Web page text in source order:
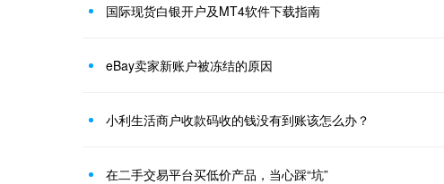
国际现货白银开户及MT4软件下载指南
eBay卖家新账户被冻结的原因
小利生活商户收款码收的钱没有到账该怎么办？
在二手交易平台买低价产品，当心踩“坑”